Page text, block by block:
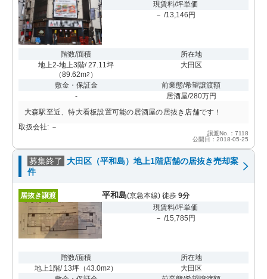
現賃料/坪単価
－ /13,146円
階数/面積
地上2-地上3階/ 27.11坪
（89.62m2 ）
所在地
大田区
敷金・保証金
-
前業態/希望譲渡額
居酒屋/280万円
大森駅至近、特大看板設置可能の居酒屋の居抜き店舗です！
取扱会社: －
譲渡No.：7118
公開日：2018-05-25
募集終了
大田区（平和島）地上1階店舗の居抜き売却案
件
居抜き譲渡 平和島(京急本線) 徒歩 9分
現賃料/坪単価
－ /15,785円
階数/面積
地上1階/ 13坪 （43.0m2 ）
所在地
大田区